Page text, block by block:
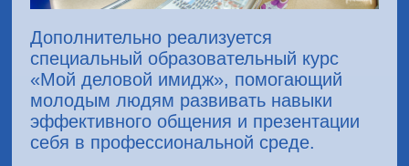
Дополнительно реализуется
специальный образовательный курс
«Мой деловой имидж», помогающий
молодым людям развивать навыки
эффективного общения и презентации
себя в профессиональной среде.